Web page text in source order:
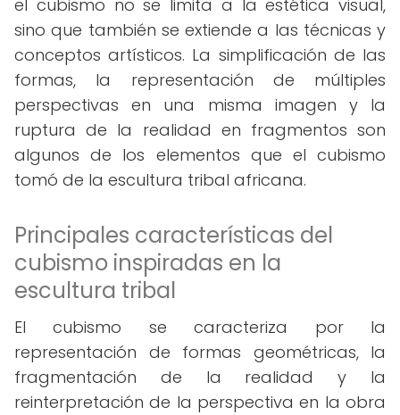
el cubismo no se limita a la estética visual,
sino que también se extiende a las técnicas y
conceptos artísticos. La simplificación de las
formas, la representación de múltiples
perspectivas en una misma imagen y la
ruptura de la realidad en fragmentos son
algunos de los elementos que el cubismo
tomó de la escultura tribal africana.
Principales características del
cubismo inspiradas en la
escultura tribal
El cubismo se caracteriza por la
representación de formas geométricas, la
fragmentación de la realidad y la
reinterpretación de la perspectiva en la obra